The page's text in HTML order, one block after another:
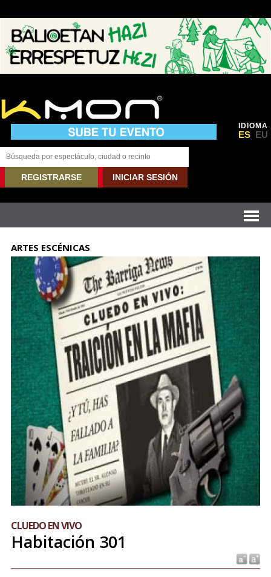
IDIOMA
ES EU
REGISTRARSE INICIAR SESIÓN
ARTES ESCÉNICAS
CLUEDO EN VIVO
Habitación 301